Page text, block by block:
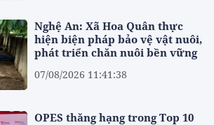
Nghệ An: Xã Hoa Quân thực
hiện biện pháp bảo vệ vật nuôi,
phát triển chăn nuôi bền vững
07/08/2026 11:41:38
OPES thăng hạng trong Top 10